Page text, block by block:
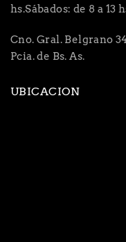
hs.Sábados: de 8 a 13
Cno. Gral. Belgrano
Pcia. de Bs. As.
UBICACION